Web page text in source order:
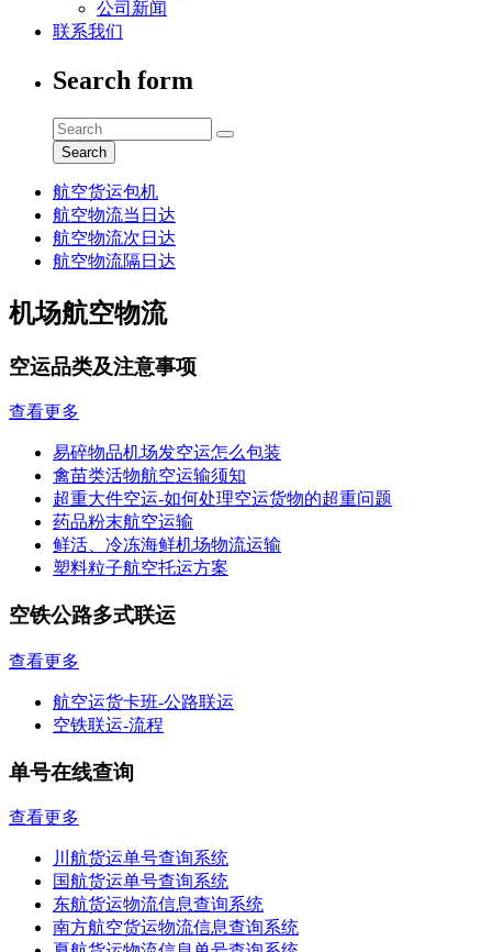
公司新闻
联系我们
Search form
Search
航空货运包机
航空物流当日达
航空物流次日达
航空物流隔日达
机场航空物流
空运品类及注意事项
查看更多
易碎物品机场发空运怎么包装
禽苗类活物航空运输须知
超重大件空运-如何处理空运货物的超重问题
药品粉末航空运输
鲜活、冷冻海鲜机场物流运输
塑料粒子航空托运方案
空铁公路多式联运
查看更多
航空运货卡班-公路联运
空铁联运-流程
单号在线查询
查看更多
川航货运单号查询系统
国航货运单号查询系统
东航货运物流信息查询系统
南方航空货运物流信息查询系统